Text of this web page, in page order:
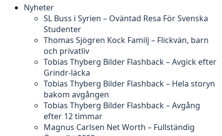
Nyheter
SL Buss i Syrien – Oväntad Resa För Svenska
Studenter
Thomas Sjögren Kock Familj – Flickvän, barn
och privatliv
Tobias Thyberg Bilder Flashback – Avgick efter
Grindr-läcka
Tobias Thyberg Bilder Flashback – Hela storyn
bakom avgången
Tobias Thyberg Bilder Flashback – Avgång
efter 12 timmar
Magnus Carlsen Net Worth – Fullständig